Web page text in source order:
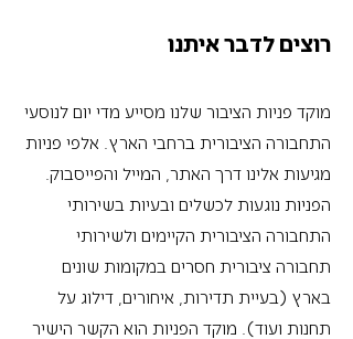
רוצים לדבר איתנו
מוקד פניות הציבור שלנו מסייע מדי יום לנוסעי
התחבורה הציבורית ברחבי הארץ. אלפי פניות
מגיעות אלינו דרך האתר, המייל והפייסבוק.
הפניות נוגעות לכשלים ובעיות בשירותי
התחבורה הציבורית הקיימים ולשירותי
תחבורה ציבורית חסרים במקומות שונים
בארץ (בעיית תדירות, איחורים, דילוג על
תחנות ועוד). מוקד הפניות הוא הקשר הישיר